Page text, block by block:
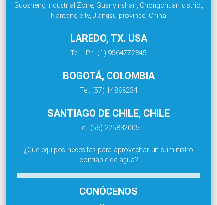
Guosheng Industrial Zone, Guanyinshan, Chongchuan district,
Nantong city, Jiangsu province, China
LAREDO, TX. USA
Tel. | Ph. (1) 9564772845
BOGOTÁ, COLOMBIA
Tel. (57) 14898234
SANTIAGO DE CHILE, CHILE
Tel. (56) 225832005
¿Qué equipos necesitas para aprovechar un suministro
confiable de agua?
CONÓCENOS